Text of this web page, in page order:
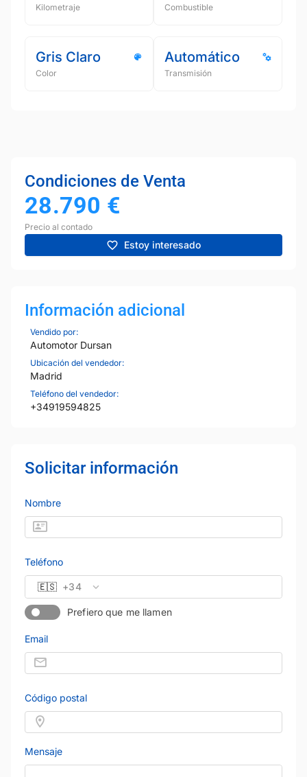
Kilometraje Combustible
Gris Claro
Color
Automático
Transmisión
Condiciones de Venta
28.790 €
Precio al contado
Estoy interesado
Información adicional
Vendido por:
Automotor Dursan
Ubicación del vendedor:
Madrid
Teléfono del vendedor:
+34919594825
Solicitar información
Nombre
Teléfono
🇪🇸 +34
Prefiero que me llamen
Email
Código postal
Mensaje